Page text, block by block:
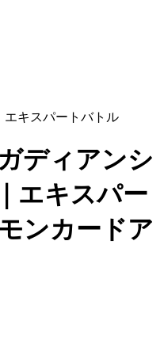
エキスパートバトル
ディアンシ
エキスパー
ンカードア